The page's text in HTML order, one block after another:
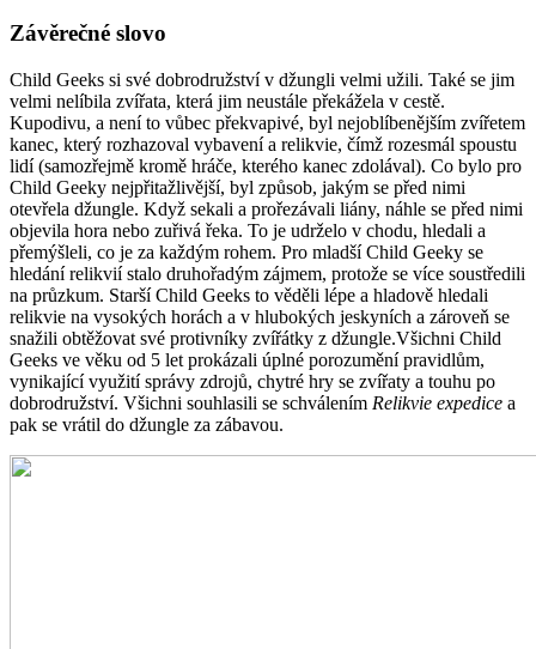
Závěrečné slovo
Child Geeks si své dobrodružství v džungli velmi užili. Také se jim
velmi nelíbila zvířata, která jim neustále překážela v cestě.
Kupodivu, a není to vůbec překvapivé, byl nejoblíbenějším zvířetem
kanec, který rozhazoval vybavení a relikvie, čímž rozesmál spoustu
lidí (samozřejmě kromě hráče, kterého kanec zdolával). Co bylo pro
Child Geeky nejpřitažlivější, byl způsob, jakým se před nimi
otevřela džungle. Když sekali a prořezávali liány, náhle se před nimi
objevila hora nebo zuřivá řeka. To je udrželo v chodu, hledali a
přemýšleli, co je za každým rohem. Pro mladší Child Geeky se
hledání relikvií stalo druhořadým zájmem, protože se více soustředili
na průzkum. Starší Child Geeks to věděli lépe a hladově hledali
relikvie na vysokých horách a v hlubokých jeskyních a zároveň se
snažili obtěžovat své protivníky zvířátky z džungle.Všichni Child
Geeks ve věku od 5 let prokázali úplné porozumění pravidlům,
vynikající využití správy zdrojů, chytré hry se zvířaty a touhu po
dobrodružství. Všichni souhlasili se schválením Relikvie expedice a
pak se vrátil do džungle za zábavou.